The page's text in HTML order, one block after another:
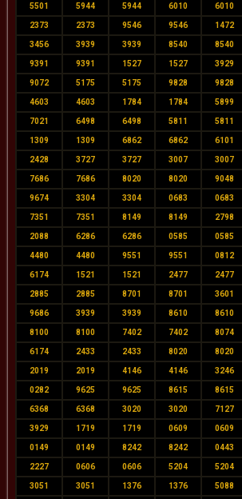
5501 5944 5944 6010 6010
2373 2373 9546 9546 1472
3456 3939 3939 8540 8540
9391 9391 1527 1527 3929
9072 5175 5175 9828 9828
4603 4603 1784 1784 5899
7021 6498 6498 5811 5811
1309 1309 6862 6862 6101
2428 3727 3727 3007 3007
7686 7686 8020 8020 9048
9674 3304 3304 0683 0683
7351 7351 8149 8149 2798
2088 6286 6286 0585 0585
4480 4480 9551 9551 0812
6174 1521 1521 2477 2477
2885 2885 8701 8701 3601
9686 3939 3939 8610 8610
8100 8100 7402 7402 8074
6174 2433 2433 8020 8020
2019 2019 4146 4146 3246
0282 9625 9625 8615 8615
6368 6368 3020 3020 7127
3929 1719 1719 0609 0609
0149 0149 8242 8242 0443
2227 0606 0606 5204 5204
3051 3051 1376 1376 5088